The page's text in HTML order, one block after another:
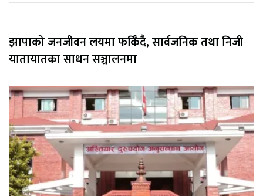
झापाको जनजीवन लयमा फर्किँदै, सार्वजनिक तथा निजी
यातायातका साधन सञ्चालनमा